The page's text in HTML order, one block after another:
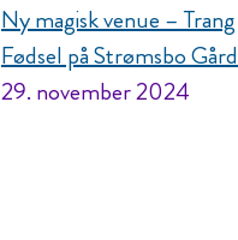
Ny magisk venue – Trang
Fødsel på Strømsbo Gård
29. november 2024